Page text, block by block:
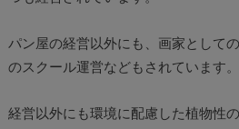
パン屋の経営以外にも、画家として
のスクール運営などもされています。
経営以外にも環境に配慮した植物性